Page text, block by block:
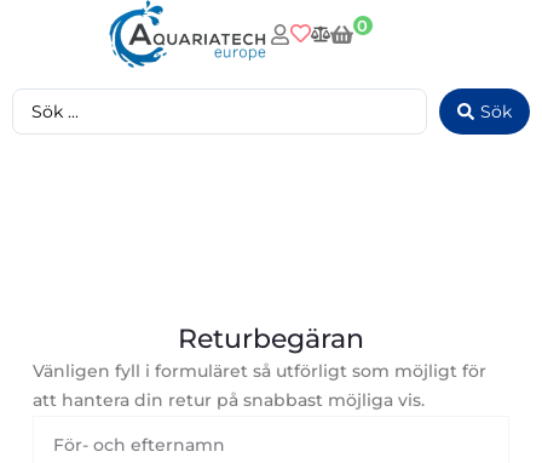
0
Sök
Returbegäran
Vänligen fyll i formuläret så utförligt som möjligt för
att hantera din retur på snabbast möjliga vis.